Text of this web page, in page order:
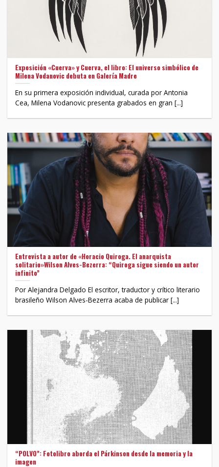
Exposición «Cuerva» y Cuerva, el libro: El universo simbólico de
Milena Vodanovic debuta en Galería Madre
En su primera exposición individual, curada por Antonia
Cea, Milena Vodanovic presenta grabados en gran [...]
Entrevista a autor de «Horacio Quiroga. El anarquista
solitario»Wilson Alves-Bezerra: “Quiroga sigue siendo un autor
infinito”
Por Alejandra Delgado El escritor, traductor y crítico literario
brasileño Wilson Alves-Bezerra acaba de publicar [...]
“POLVO”: Fotolibro aborda el Párkinson desde la memoria y la
imagen